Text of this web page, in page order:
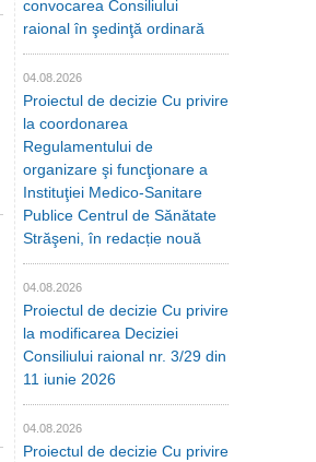
convocarea Consiliului
raional în şedinţă ordinară
04.08.2026
Proiectul de decizie Cu privire
la coordonarea
Regulamentului de
organizare şi funcţionare a
Instituţiei Medico-Sanitare
Publice Centrul de Sănătate
Străşeni, în redacție nouă
04.08.2026
Proiectul de decizie Cu privire
la modificarea Deciziei
Consiliului raional nr. 3/29 din
11 iunie 2026
04.08.2026
Proiectul de decizie Cu privire